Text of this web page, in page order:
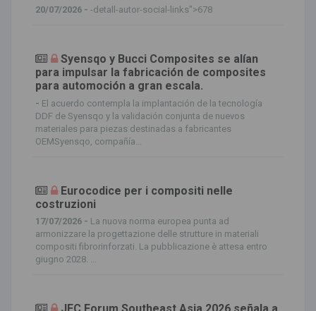
20/07/2026 - -detall-autor-social-links">678
Syensqo y Bucci Composites se alían
para impulsar la fabricación de composites
para automoción a gran escala.
- El acuerdo contempla la implantación de la tecnología
DDF de Syensqo y la validación conjunta de nuevos
materiales para piezas destinadas a fabricantes
OEMSyensqo, compañía...
Eurocodice per i compositi nelle
costruzioni
17/07/2026 - La nuova norma europea punta ad
armonizzare la progettazione delle strutture in materiali
compositi fibrorinforzati. La pubblicazione è attesa entro
giugno 2028. ...